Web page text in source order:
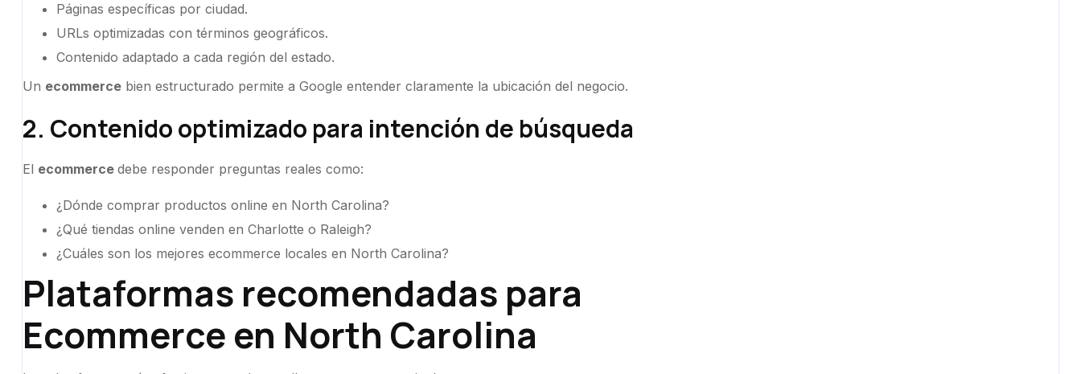
Páginas específicas por ciudad.
URLs optimizadas con términos geográficos.
Contenido adaptado a cada región del estado.
Un ecommerce bien estructurado permite a Google entender claramente la ubicación del negocio.
2. Contenido optimizado para intención de búsqueda
El ecommerce debe responder preguntas reales como:
¿Dónde comprar productos online en North Carolina?
¿Qué tiendas online venden en Charlotte o Raleigh?
¿Cuáles son los mejores ecommerce locales en North Carolina?
Plataformas recomendadas para
Ecommerce en North Carolina